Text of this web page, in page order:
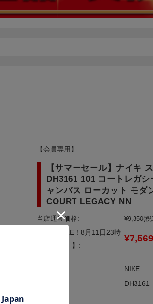
【会員専用】
【サマーセール】ナイキ
DH3161 101 コートレガ
ャンバス ローカット モダ
COURT LEGACY NN
当店通常価格: ¥9,350(税
【会員SALE！8月11日23時
59分まで！】:
¥7,569
NIKE
型番：
DH3161